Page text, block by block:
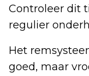
Controleer dit
regulier
Het
goed, maar